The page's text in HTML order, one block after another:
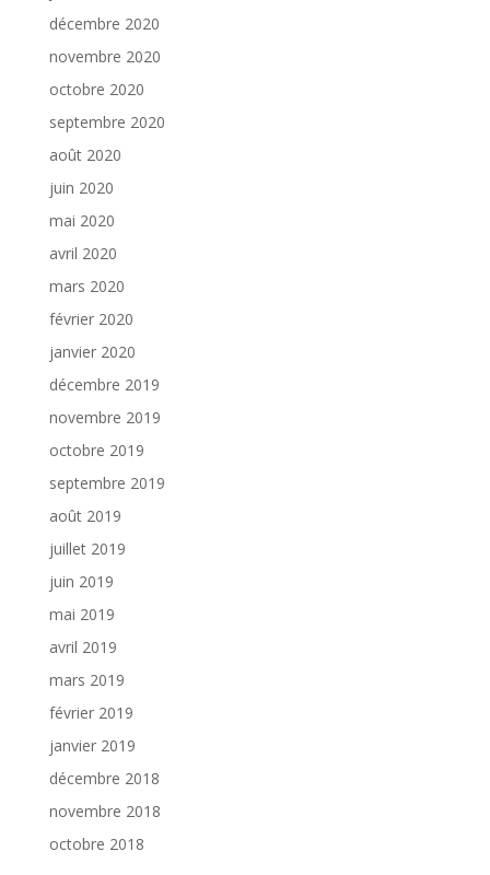
décembre 2020
novembre 2020
octobre 2020
septembre 2020
août 2020
juin 2020
mai 2020
avril 2020
mars 2020
février 2020
janvier 2020
décembre 2019
novembre 2019
octobre 2019
septembre 2019
août 2019
juillet 2019
juin 2019
mai 2019
avril 2019
mars 2019
février 2019
janvier 2019
décembre 2018
novembre 2018
octobre 2018